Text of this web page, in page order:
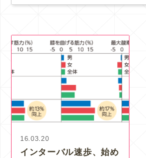
16.03.20
インターバル速歩、始め